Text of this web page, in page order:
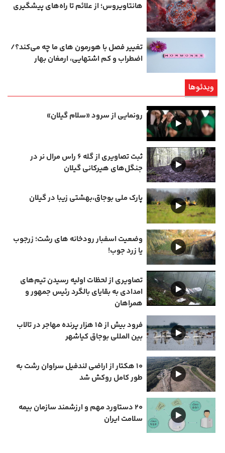
هانتاویروس؛ از علائم تا راه‌های پیشگیری
تغییر فصل با هورمون‌ های ما چه می‌کند؟/
اضطراب و کم‌ اشتهایی، ارمغان بهار
ویدئوها
رونمایی از سرود «سلام گیلان»
ثبت تصاویری از گله ۶ راس مرال نر در
جنگل‌های هیرکانی گیلان
پارک ملی بوجاق،بهشتی زیبا در گیلان
وضعیت اسفبار رودخانه های رشت؛ زرجوب
یا زرد جوب!
تصاویری از لحظات اولیه رسیدن تیم‌های
امدادی به بقایای بالگرد رئیس جمهور و
همراهان
فرود بیش از ۱۵ هزار پرنده مهاجر در تالاب
بین المللی بوجاق کیاشهر
۱۰ هکتار از اراضی لندفیل سراوان رشت به
طور کامل روکش شد
۲۰ دستاورد مهم و ارزشمند سازمان بیمه
سلامت ایران